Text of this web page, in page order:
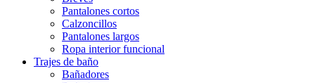
Pantalones cortos
Calzoncillos
Pantalones largos
Ropa interior funcional
Trajes de baño
Bañadores